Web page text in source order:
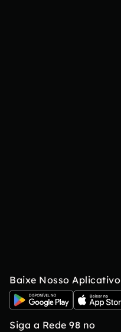
Baixe Nosso Aplicativo
Siga a Rede 98 no